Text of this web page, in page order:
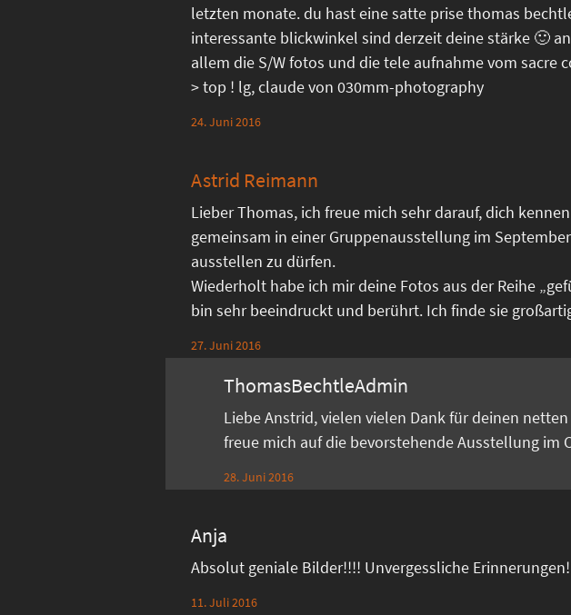
letzten monate. du hast eine satte prise thomas
interessante blickwinkel sind derzeit deine stärke 🙂
allem die S/W fotos und die tele aufnahme vom sacre
> top ! lg, claude von 030mm-photography
24. Juni 2016
Astrid Reimann
Lieber Thomas, ich freue mich sehr darauf, dich
gemeinsam in einer Gruppenausstellung im
ausstellen zu dürfen.
Wiederholt habe ich mir deine Fotos aus der Reihe
bin sehr beeindruckt und berührt. Ich finde sie
27. Juni 2016
ThomasBechtleAdmin
Liebe Anstrid, vielen vielen Dank für deinen
freue mich auf die bevorstehende Ausstellung im
28. Juni 2016
Anja
Absolut geniale Bilder!!!! Unvergessliche Erinnerungen!
11. Juli 2016